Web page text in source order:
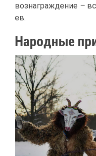
воз­на­граж­де­ние –
ев.
На­род­ные